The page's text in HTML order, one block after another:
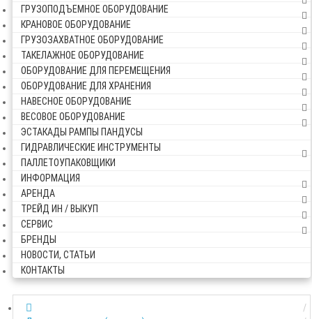
ГРУЗОПОДЪЕМНОЕ ОБОРУДОВАНИЕ
КРАНОВОЕ ОБОРУДОВАНИЕ
ГРУЗОЗАХВАТНОЕ ОБОРУДОВАНИЕ
ТАКЕЛАЖНОЕ ОБОРУДОВАНИЕ
ОБОРУДОВАНИЕ ДЛЯ ПЕРЕМЕЩЕНИЯ
ОБОРУДОВАНИЕ ДЛЯ ХРАНЕНИЯ
НАВЕСНОЕ ОБОРУДОВАНИЕ
ВЕСОВОЕ ОБОРУДОВАНИЕ
ЭСТАКАДЫ РАМПЫ ПАНДУСЫ
ГИДРАВЛИЧЕСКИЕ ИНСТРУМЕНТЫ
ПАЛЛЕТОУПАКОВЩИКИ
ИНФОРМАЦИЯ
АРЕНДА
ТРЕЙД ИН / ВЫКУП
СЕРВИС
БРЕНДЫ
НОВОСТИ, СТАТЬИ
КОНТАКТЫ